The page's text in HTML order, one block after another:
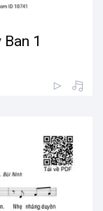
1